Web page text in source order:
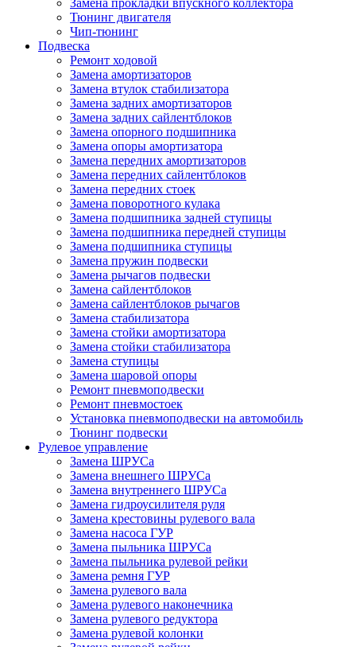
Тюнинг двигателя
Чип-тюнинг
Подвеска
Ремонт ходовой
Замена амортизаторов
Замена втулок стабилизатора
Замена задних амортизаторов
Замена задних сайлентблоков
Замена опорного подшипника
Замена опоры амортизатора
Замена передних амортизаторов
Замена передних сайлентблоков
Замена передних стоек
Замена поворотного кулака
Замена подшипника задней ступицы
Замена подшипника передней ступицы
Замена подшипника ступицы
Замена пружин подвески
Замена рычагов подвески
Замена сайлентблоков
Замена сайлентблоков рычагов
Замена стабилизатора
Замена стойки амортизатора
Замена стойки стабилизатора
Замена ступицы
Замена шаровой опоры
Ремонт пневмоподвески
Ремонт пневмостоек
Установка пневмоподвески на автомобиль
Тюнинг подвески
Рулевое управление
Замена ШРУСа
Замена внешнего ШРУСа
Замена внутреннего ШРУСа
Замена гидроусилителя руля
Замена крестовины рулевого вала
Замена насоса ГУР
Замена пыльника ШРУСа
Замена пыльника рулевой рейки
Замена ремня ГУР
Замена рулевого вала
Замена рулевого наконечника
Замена рулевого редуктора
Замена рулевой колонки